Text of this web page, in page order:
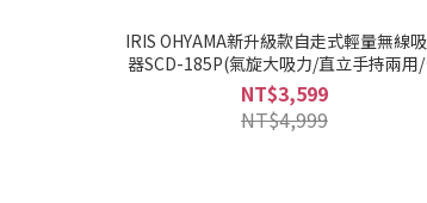
IRIS OHYAMA新升級款自走式輕量無線
器SCD-185P(氣旋大吸力/直立手持兩用
色可選/低噪音)
NT$3,599
NT$4,999